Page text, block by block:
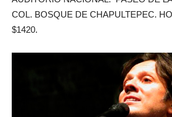
COL. BOSQUE DE CHAPULTEPEC.
$1420.